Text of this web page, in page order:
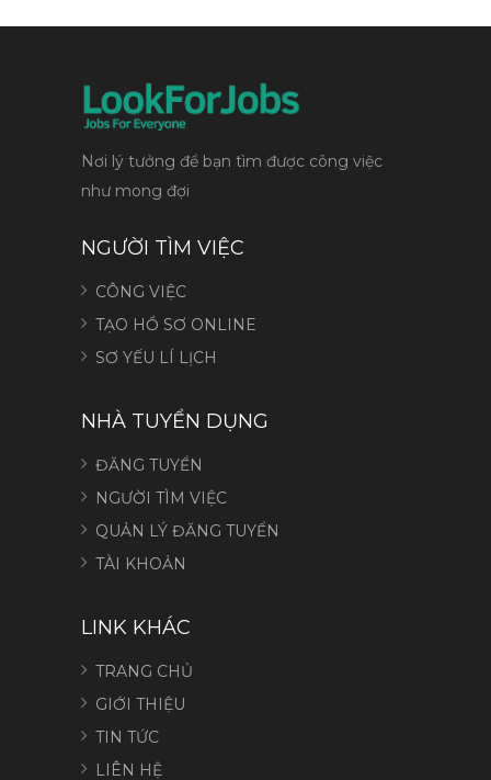
Nơi lý tưởng để bạn tìm được công việc
như mong đợi
NGƯỜI TÌM VIỆC
CÔNG VIỆC
TẠO HỒ SƠ ONLINE
SƠ YẾU LÍ LỊCH
NHÀ TUYỂN DỤNG
ĐĂNG TUYỂN
NGƯỜI TÌM VIỆC
QUẢN LÝ ĐĂNG TUYỂN
TÀI KHOẢN
LINK KHÁC
TRANG CHỦ
GIỚI THIỆU
TIN TỨC
LIÊN HỆ